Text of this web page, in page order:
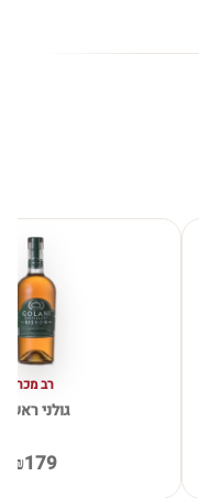
רב מכר
גולני ראשון
₪179